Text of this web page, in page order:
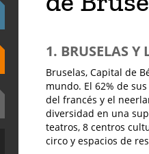
1. BRUSELAS Y
Bruselas, Capital de
mundo. El 62% de
del francés y el
diversidad en una
teatros, 8 centros
circo y espacios de